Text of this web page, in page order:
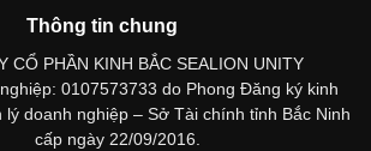
Thông tin chung
CỔ PHẦN KINH BẮC SEALION UNITY
0107573733 do Phong Đăng ký kinh
lý doanh nghiệp – Sở Tài chính tỉnh Bắc Ninh
cấp ngày 22/09/2016.